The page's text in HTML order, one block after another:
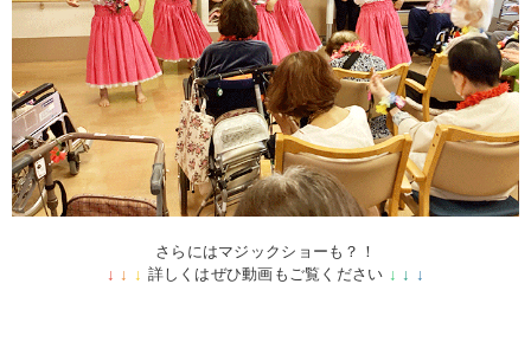
さらにはマジックショーも？！
↓
↓ ↓ 詳しくはぜひ動画もご覧ください ↓ ↓ ↓